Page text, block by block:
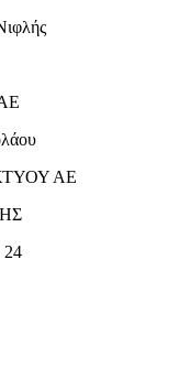
ΑΕ
24